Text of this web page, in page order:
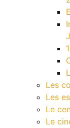
Les
Les
Le
Le